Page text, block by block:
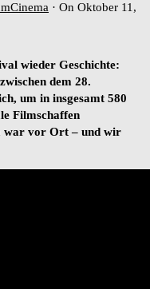
· On Oktober 11,
wieder Geschichte:
dem 28.
um in insgesamt 580
Filmschaffen
war vor Ort – und wir